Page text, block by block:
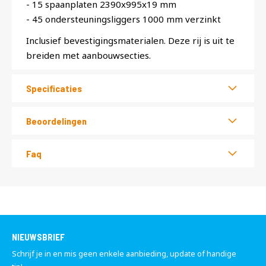
- 15 spaanplaten 2390x995x19 mm
- 45 ondersteuningsliggers 1000 mm verzinkt
Inclusief bevestigingsmaterialen. Deze rij is uit te
breiden met aanbouwsecties.
Specificaties
Beoordelingen
Faq
NIEUWSBRIEF
Schrijf je in en mis geen enkele aanbieding, update of handige